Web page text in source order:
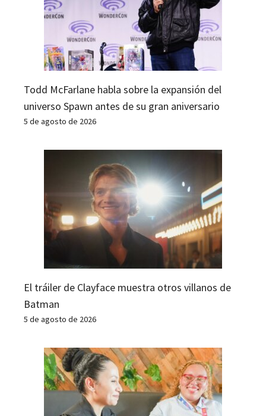
Todd McFarlane habla sobre la expansión del
universo Spawn antes de su gran aniversario
5 de agosto de 2026
El tráiler de Clayface muestra otros villanos de
Batman
5 de agosto de 2026